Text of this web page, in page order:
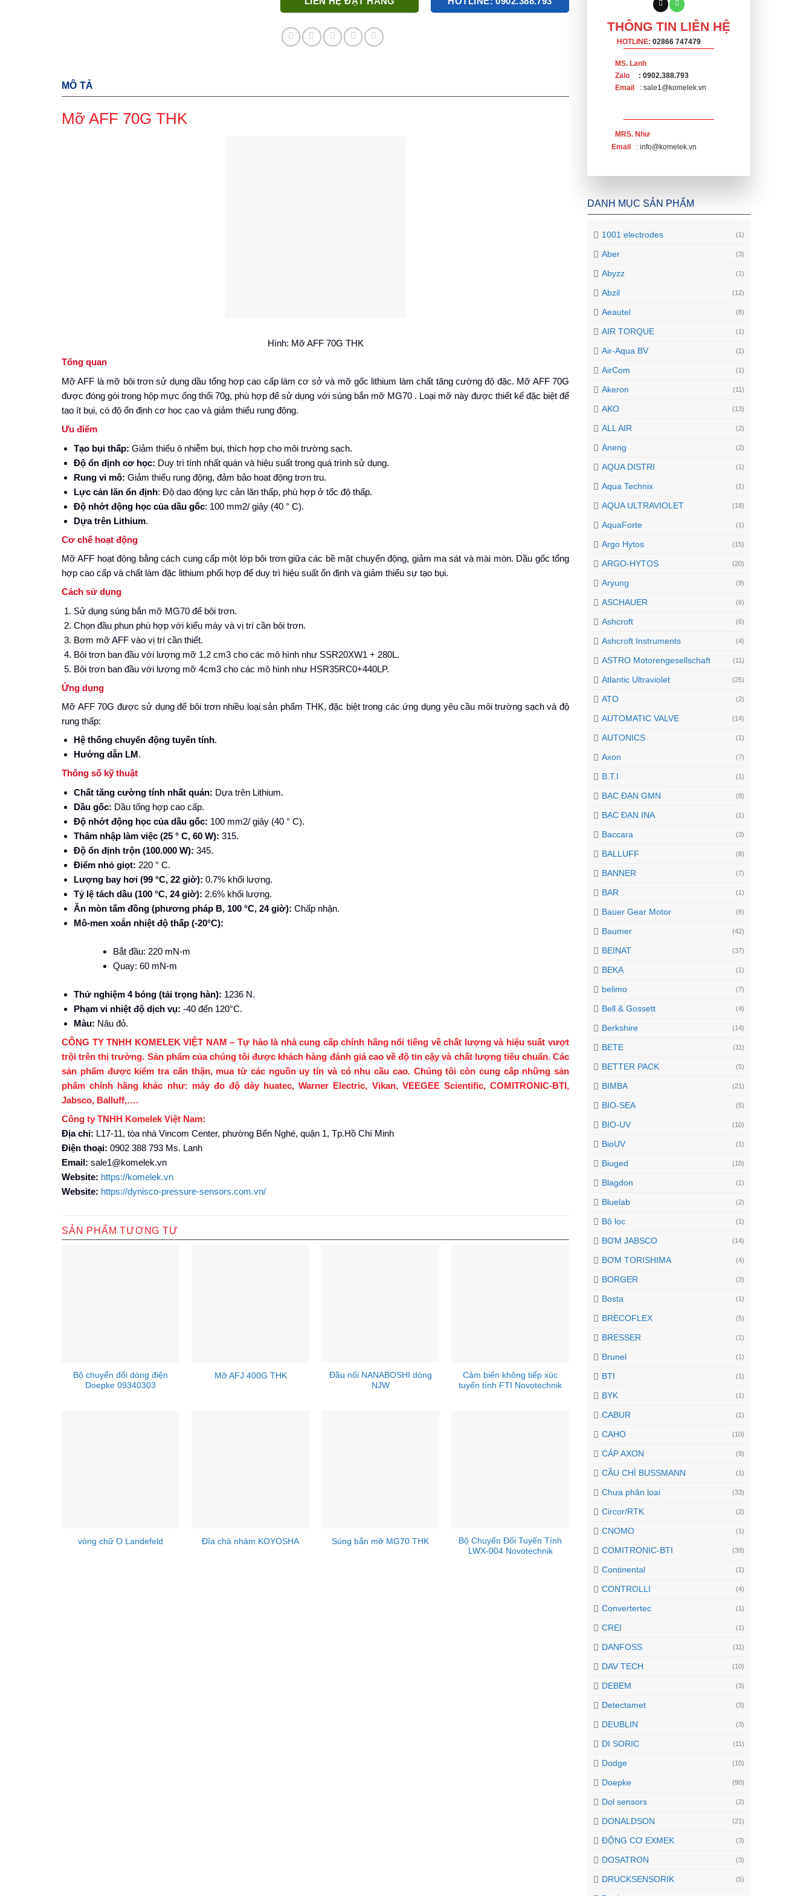
THÔNG TIN LIÊN HỆ
HOTLINE: 02866 747479
MS. Lanh
Zalo
: 0902.388.793
Email
: sale1@komelek.vn
MRS. Như
Email
: info@komelek.vn
DANH MỤC SẢN PHẨM
1001 electrodes (1)
Aber (3)
Abyzz (1)
Abzil (12)
Aeautel (8)
AIR TORQUE (1)
Air-Aqua BV (1)
AirCom (1)
Akeron (11)
AKO (13)
ALL AIR (2)
Aneng (2)
AQUA DISTRI (1)
Aqua Technix (1)
AQUA ULTRAVIOLET (18)
AquaForte (1)
Argo Hytos (15)
ARGO-HYTOS (20)
Aryung (9)
ASCHAUER (6)
Ashcroft (6)
Ashcroft Instruments (4)
ASTRO Motorengesellschaft (11)
Atlantic Ultraviolet (25)
ATO (2)
AUTOMATIC VALVE (14)
AUTONICS (1)
Axon (7)
B.T.I (1)
BẠC ĐẠN GMN (8)
BẠC ĐẠN INA (1)
Baccara (3)
BALLUFF (8)
BANNER (7)
BAR (1)
Bauer Gear Motor (6)
Baumer (42)
BEINAT (37)
BEKA (1)
belimo (7)
Bell & Gossett (4)
Berkshire (14)
BETE (11)
BETTER PACK (5)
BIMBA (21)
BIO-SEA (5)
BIO-UV (10)
BioUV (1)
Biuged (10)
Blagdon (1)
Bluelab (2)
Bộ lọc (1)
BƠM JABSCO (14)
BƠM TORISHIMA (4)
BORGER (3)
Bosta (1)
BRECOFLEX (5)
BRESSER (1)
Brunel (1)
BTI (1)
BYK (1)
CABUR (1)
CAHO (10)
CÁP AXON (9)
CẦU CHÌ BUSSMANN (1)
Chưa phân loại (33)
Circor/RTK (2)
CNOMO (1)
COMITRONIC-BTI (39)
Continental (1)
CONTROLLI (4)
Convertertec (1)
CREI (1)
DANFOSS (11)
DAV TECH (10)
DEBEM (3)
Detectamet (3)
DEUBLIN (3)
DI SORIC (11)
Dodge (10)
Doepke (90)
Dol sensors (2)
DONALDSON (21)
ĐỘNG CƠ EXMEK (3)
DOSATRON (3)
DRUCKSENSORIK (5)
MÔ TẢ
Mỡ AFF 70G THK
Hình: Mỡ AFF 70G THK
Tổng quan
Mỡ AFF là mỡ bôi trơn sử dụng dầu tổng hợp cao cấp làm cơ sở và mỡ gốc lithium làm chất tăng cường độ đặc. Mỡ AFF 70G
được đóng gói trong hộp mực ống thổi 70g, phù hợp để sử dụng với súng bắn mỡ MG70 . Loại mỡ này được thiết kế đặc biệt để
tạo ít bụi, có độ ổn định cơ học cao và giảm thiểu rung động.
Ưu điểm
Tạo bụi thấp: Giảm thiểu ô nhiễm bụi, thích hợp cho môi trường sạch.
Độ ổn định cơ học: Duy trì tính nhất quán và hiệu suất trong quá trình sử dụng.
Rung vi mô: Giảm thiểu rung động, đảm bảo hoạt động trơn tru.
Lực cản lăn ổn định: Độ dao động lực cản lăn thấp, phù hợp ở tốc độ thấp.
Độ nhớt động học của dầu gốc: 100 mm2/ giây (40 ° C).
Dựa trên Lithium.
Cơ chế hoạt động
Mỡ AFF hoạt động bằng cách cung cấp một lớp bôi trơn giữa các bề mặt chuyển động, giảm ma sát và mài mòn. Dầu gốc tổng
hợp cao cấp và chất làm đặc lithium phối hợp để duy trì hiệu suất ổn định và giảm thiểu sự tạo bụi.
Cách sử dụng
Sử dụng súng bắn mỡ MG70 để bôi trơn.
Chọn đầu phun phù hợp với kiểu máy và vị trí cần bôi trơn.
Bơm mỡ AFF vào vị trí cần thiết.
Bôi trơn ban đầu với lượng mỡ 1,2 cm3 cho các mô hình như SSR20XW1 + 280L.
Bôi trơn ban đầu với lượng mỡ 4cm3 cho các mô hình như HSR35RC0+440LP.
Ứng dụng
Mỡ AFF 70G được sử dụng để bôi trơn nhiều loại sản phẩm THK, đặc biệt trong các ứng dụng yêu cầu môi trường sạch và độ
rung thấp:
Hệ thống chuyển động tuyến tính.
Hướng dẫn LM.
Thông số kỹ thuật
Chất tăng cường tính nhất quán: Dựa trên Lithium.
Dầu gốc: Dầu tổng hợp cao cấp.
Độ nhớt động học của dầu gốc: 100 mm2/ giây (40 ° C).
Thâm nhập làm việc (25 ° C, 60 W): 315.
Độ ổn định trộn (100.000 W): 345.
Điểm nhỏ giọt: 220 ° C.
Lượng bay hơi (99 °C, 22 giờ): 0.7% khối lượng.
Tỷ lệ tách dầu (100 °C, 24 giờ): 2.6% khối lượng.
Ăn mòn tấm đồng (phương pháp B, 100 °C, 24 giờ): Chấp nhận.
Mô-men xoắn nhiệt độ thấp (-20°C):
Bắt đầu: 220 mN-m
Quay: 60 mN-m
Thử nghiệm 4 bóng (tải trọng hàn): 1236 N.
Phạm vi nhiệt độ dịch vụ: -40 đến 120°C.
Màu: Nâu đỏ.
CÔNG TY TNHH KOMELEK VIỆT NAM – Tự hào là nhà cung cấp chính hãng nổi tiếng về chất lượng và hiệu suất vượt
trội trên thị trường. Sản phẩm của chúng tôi được khách hàng đánh giá cao về độ tin cậy và chất lượng tiêu chuẩn. Các
sản phẩm được kiểm tra cẩn thận, mua từ các nguồn uy tín và có nhu cầu cao. Chúng tôi còn cung cấp những sản
phẩm chính hãng khác như: máy đo độ dày huatec, Warner Electric, Vikan, VEEGEE Scientific, COMITRONIC-BTI,
Jabsco, Balluff,….
Công ty TNHH Komelek Việt Nam:
Địa chỉ: L17-11, tòa nhà Vincom Center, phường Bến Nghé, quận 1, Tp.Hồ Chí Minh
Điện thoại: 0902 388 793 Ms. Lanh
Email: sale1@komelek.vn
Website: https://komelek.vn
Website: https://dynisco-pressure-sensors.com.vn/
SẢN PHẨM TƯƠNG TỰ
Bộ chuyển đổi dòng điện
Doepke 09340303
Mỡ AFJ 400G THK
Đầu nối NANABOSHI dòng
NJW
Cảm biến không tiếp xúc
tuyến tính FTI Novotechnik
vòng chữ O Landefeld Đĩa chà nhám KOYOSHA Súng bắn mỡ MG70 THK
Bộ Chuyển Đổi Tuyến Tính
LWX-004 Novotechnik